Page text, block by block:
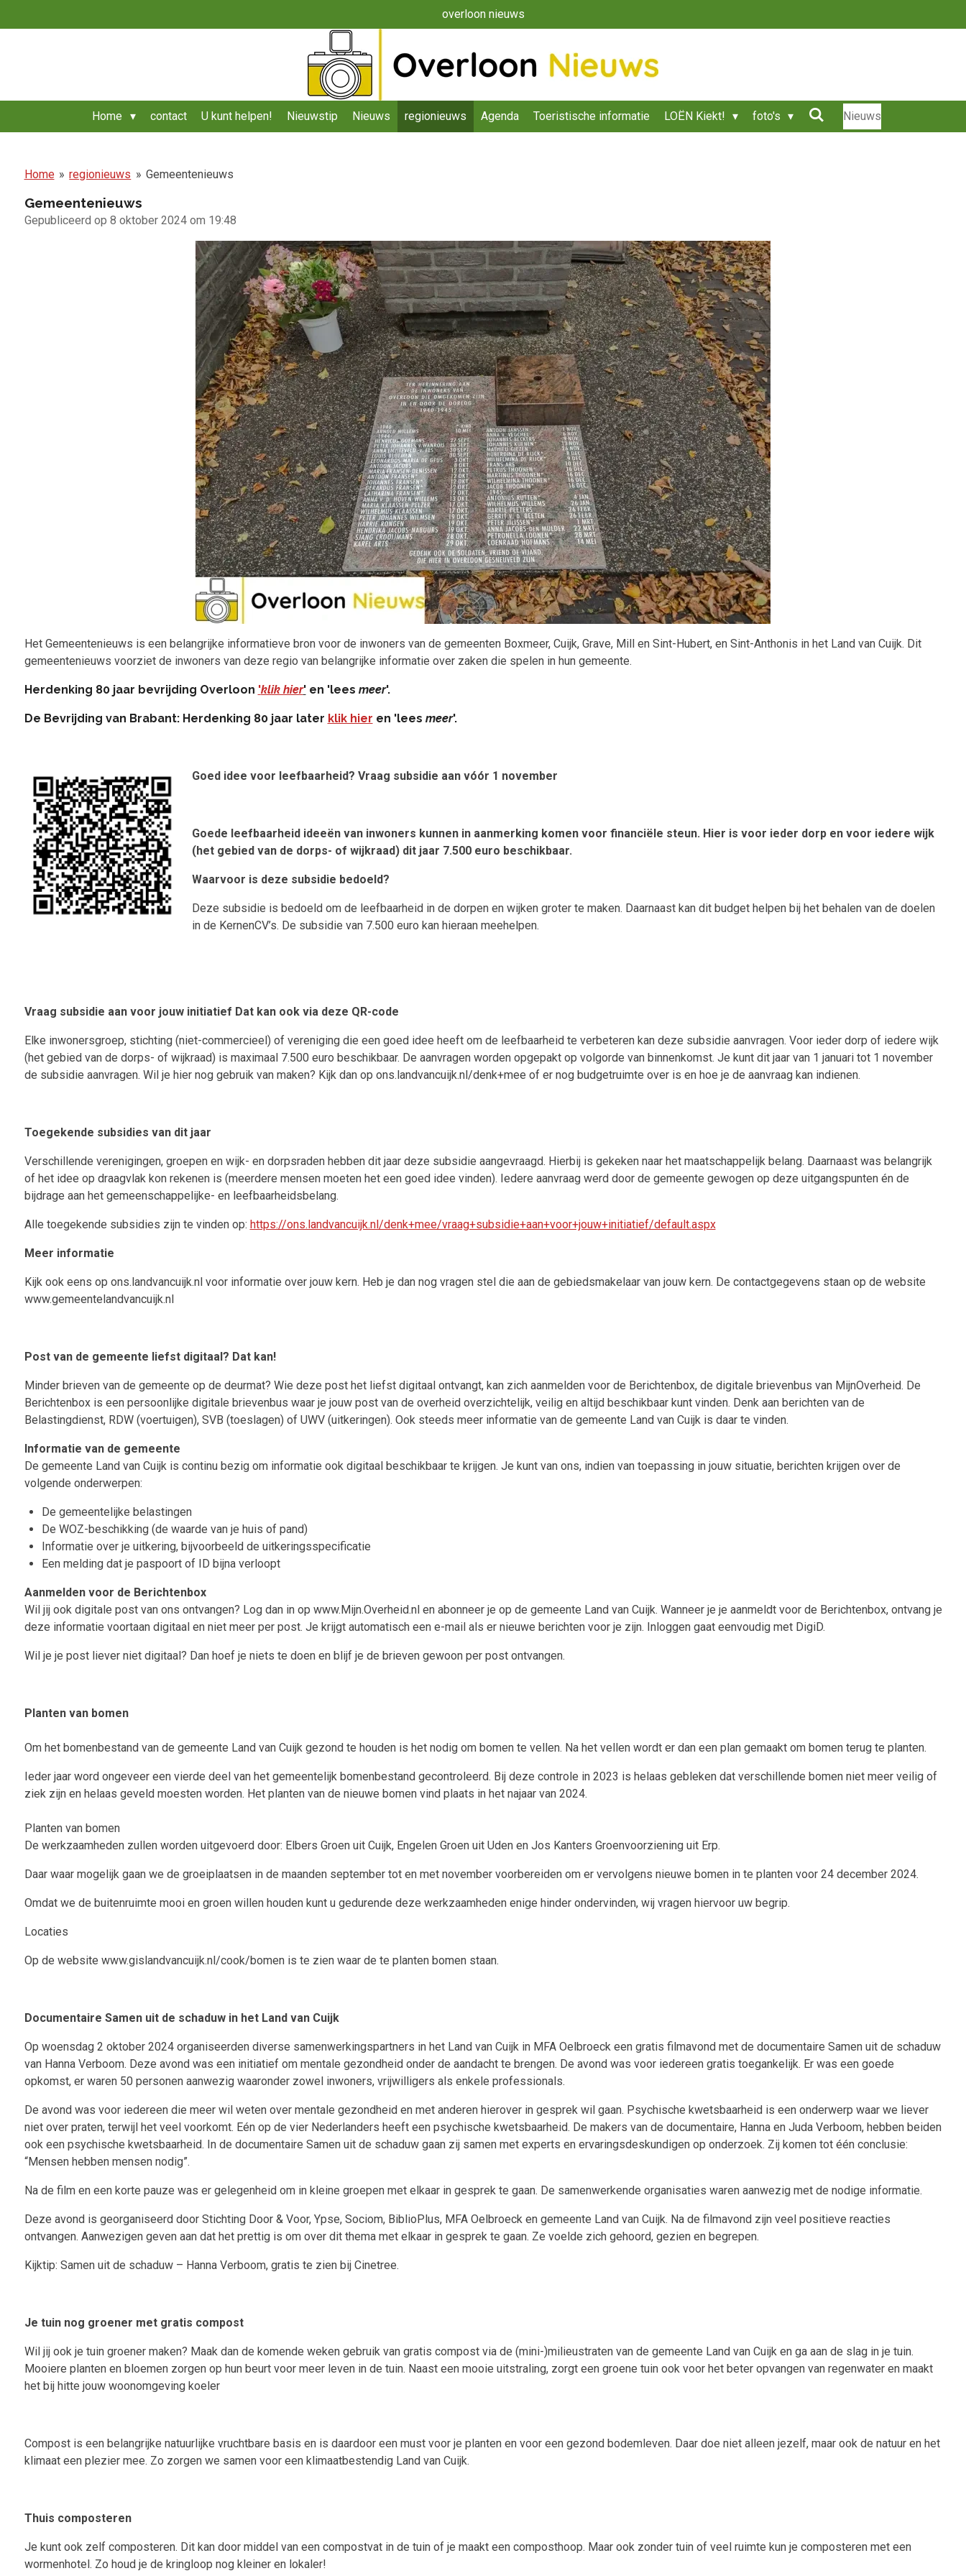
direct
overloon nieuws
Home contact U kunt helpen! Nieuwstip Nieuws regionieuws Agenda Toeristische informatie LOËN Kiekt! foto's Nieuws
Home » regionieuws » Gemeentenieuws
Gemeentenieuws
Gepubliceerd op 8 oktober 2024 om 19:48
Het Gemeentenieuws is een belangrijke informatieve bron voor de inwoners van de gemeenten Boxmeer, Cuijk, Grave, Mill en Sint-Hubert, en Sint-Anthonis in het Land van Cuijk. Dit
gemeentenieuws voorziet de inwoners van deze regio van belangrijke informatie over zaken die spelen in hun gemeente.
Herdenking 80 jaar bevrijding Overloon 'klik hier'en 'lees meer'.
De Bevrijding van Brabant: Herdenking 80 jaar later klik hier en 'lees meer'.
Goed idee voor leefbaarheid? Vraag subsidie aan vóór 1 november
Goede leefbaarheid ideeën van inwoners kunnen in aanmerking komen voor financiële steun. Hier is voor ieder dorp en voor iedere wijk
(het gebied van de dorps- of wijkraad) dit jaar 7.500 euro beschikbaar.
Waarvoor is deze subsidie bedoeld?
Deze subsidie is bedoeld om de leefbaarheid in de dorpen en wijken groter te maken. Daarnaast kan dit budget helpen bij het behalen van de doelen
in de KernenCV’s. De subsidie van 7.500 euro kan hieraan meehelpen.
Vraag subsidie aan voor jouw initiatief Dat kan ook via deze QR-code
Elke inwonersgroep, stichting (niet-commercieel) of vereniging die een goed idee heeft om de leefbaarheid te verbeteren kan deze subsidie aanvragen. Voor ieder dorp of iedere wijk
(het gebied van de dorps- of wijkraad) is maximaal 7.500 euro beschikbaar. De aanvragen worden opgepakt op volgorde van binnenkomst. Je kunt dit jaar van 1 januari tot 1 november
de subsidie aanvragen. Wil je hier nog gebruik van maken? Kijk dan op ons.landvancuijk.nl/denk+mee of er nog budgetruimte over is en hoe je de aanvraag kan indienen.
Toegekende subsidies van dit jaar
Verschillende verenigingen, groepen en wijk- en dorpsraden hebben dit jaar deze subsidie aangevraagd. Hierbij is gekeken naar het maatschappelijk belang. Daarnaast was belangrijk
of het idee op draagvlak kon rekenen is (meerdere mensen moeten het een goed idee vinden). Iedere aanvraag werd door de gemeente gewogen op deze uitgangspunten én de
bijdrage aan het gemeenschappelijke- en leefbaarheidsbelang.
Alle toegekende subsidies zijn te vinden op: https://ons.landvancuijk.nl/denk+mee/vraag+subsidie+aan+voor+jouw+initiatief/default.aspx
Meer informatie
Kijk ook eens op ons.landvancuijk.nl voor informatie over jouw kern. Heb je dan nog vragen stel die aan de gebiedsmakelaar van jouw kern. De contactgegevens staan op de website
www.gemeentelandvancuijk.nl
Post van de gemeente liefst digitaal? Dat kan!
Minder brieven van de gemeente op de deurmat? Wie deze post het liefst digitaal ontvangt, kan zich aanmelden voor de Berichtenbox, de digitale brievenbus van MijnOverheid. De
Berichtenbox is een persoonlijke digitale brievenbus waar je jouw post van de overheid overzichtelijk, veilig en altijd beschikbaar kunt vinden. Denk aan berichten van de
Belastingdienst, RDW (voertuigen), SVB (toeslagen) of UWV (uitkeringen). Ook steeds meer informatie van de gemeente Land van Cuijk is daar te vinden.
Informatie van de gemeente
De gemeente Land van Cuijk is continu bezig om informatie ook digitaal beschikbaar te krijgen. Je kunt van ons, indien van toepassing in jouw situatie, berichten krijgen over de
volgende onderwerpen:
De gemeentelijke belastingen
De WOZ-beschikking (de waarde van je huis of pand)
Informatie over je uitkering, bijvoorbeeld de uitkeringsspecificatie
Een melding dat je paspoort of ID bijna verloopt
Aanmelden voor de Berichtenbox
Wil jij ook digitale post van ons ontvangen? Log dan in op www.Mijn.Overheid.nl en abonneer je op de gemeente Land van Cuijk. Wanneer je je aanmeldt voor de Berichtenbox, ontvang je
deze informatie voortaan digitaal en niet meer per post. Je krijgt automatisch een e-mail als er nieuwe berichten voor je zijn. Inloggen gaat eenvoudig met DigiD.
Wil je je post liever niet digitaal? Dan hoef je niets te doen en blijf je de brieven gewoon per post ontvangen.
Planten van bomen
Om het bomenbestand van de gemeente Land van Cuijk gezond te houden is het nodig om bomen te vellen. Na het vellen wordt er dan een plan gemaakt om bomen terug te planten.
Ieder jaar word ongeveer een vierde deel van het gemeentelijk bomenbestand gecontroleerd. Bij deze controle in 2023 is helaas gebleken dat verschillende bomen niet meer veilig of
ziek zijn en helaas geveld moesten worden. Het planten van de nieuwe bomen vind plaats in het najaar van 2024.
Planten van bomen
De werkzaamheden zullen worden uitgevoerd door: Elbers Groen uit Cuijk, Engelen Groen uit Uden en Jos Kanters Groenvoorziening uit Erp.
Daar waar mogelijk gaan we de groeiplaatsen in de maanden september tot en met november voorbereiden om er vervolgens nieuwe bomen in te planten voor 24 december 2024.
Omdat we de buitenruimte mooi en groen willen houden kunt u gedurende deze werkzaamheden enige hinder ondervinden, wij vragen hiervoor uw begrip.
Locaties
Op de website www.gislandvancuijk.nl/cook/bomen is te zien waar de te planten bomen staan.
Documentaire Samen uit de schaduw in het Land van Cuijk
Op woensdag 2 oktober 2024 organiseerden diverse samenwerkingspartners in het Land van Cuijk in MFA Oelbroeck een gratis filmavond met de documentaire Samen uit de schaduw
van Hanna Verboom. Deze avond was een initiatief om mentale gezondheid onder de aandacht te brengen. De avond was voor iedereen gratis toegankelijk. Er was een goede
opkomst, er waren 50 personen aanwezig waaronder zowel inwoners, vrijwilligers als enkele professionals.
De avond was voor iedereen die meer wil weten over mentale gezondheid en met anderen hierover in gesprek wil gaan. Psychische kwetsbaarheid is een onderwerp waar we liever
niet over praten, terwijl het veel voorkomt. Eén op de vier Nederlanders heeft een psychische kwetsbaarheid. De makers van de documentaire, Hanna en Juda Verboom, hebben beiden
ook een psychische kwetsbaarheid. In de documentaire Samen uit de schaduw gaan zij samen met experts en ervaringsdeskundigen op onderzoek. Zij komen tot één conclusie:
“Mensen hebben mensen nodig”.
Na de film en een korte pauze was er gelegenheid om in kleine groepen met elkaar in gesprek te gaan. De samenwerkende organisaties waren aanwezig met de nodige informatie.
Deze avond is georganiseerd door Stichting Door & Voor, Ypse, Sociom, BiblioPlus, MFA Oelbroeck en gemeente Land van Cuijk. Na de filmavond zijn veel positieve reacties
ontvangen. Aanwezigen geven aan dat het prettig is om over dit thema met elkaar in gesprek te gaan. Ze voelde zich gehoord, gezien en begrepen.
Kijktip: Samen uit de schaduw – Hanna Verboom, gratis te zien bij Cinetree.
Je tuin nog groener met gratis compost
Wil jij ook je tuin groener maken? Maak dan de komende weken gebruik van gratis compost via de (mini-)milieustraten van de gemeente Land van Cuijk en ga aan de slag in je tuin.
Mooiere planten en bloemen zorgen op hun beurt voor meer leven in de tuin. Naast een mooie uitstraling, zorgt een groene tuin ook voor het beter opvangen van regenwater en maakt
het bij hitte jouw woonomgeving koeler
Compost is een belangrijke natuurlijke vruchtbare basis en is daardoor een must voor je planten en voor een gezond bodemleven. Daar doe niet alleen jezelf, maar ook de natuur en het
klimaat een plezier mee. Zo zorgen we samen voor een klimaatbestendig Land van Cuijk.
Thuis composteren
Je kunt ook zelf composteren. Dit kan door middel van een compostvat in de tuin of je maakt een composthoop. Maar ook zonder tuin of veel ruimte kun je composteren met een
wormenhotel. Zo houd je de kringloop nog kleiner en lokaler!